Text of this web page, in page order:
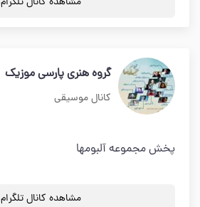
گروه هنری پارسی موزیک
کانال موسیقی
پخش مجموعه آلبومها
مشاهده کانال تلگرام